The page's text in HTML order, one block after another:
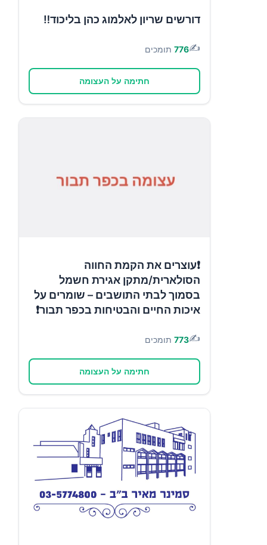
דורשים שריון לאלמוג כהן בליכוד‼️
✍️
776 תומכים
חתימה על העצומה
❗עוצרים את הקמת החווה
הסולארית/מתקן אגירת חשמל
בסמוך לבתי התושבים – שומרים על
איכות החיים והבטיחות בכפר תבור❗
✍️
773 תומכים
חתימה על העצומה